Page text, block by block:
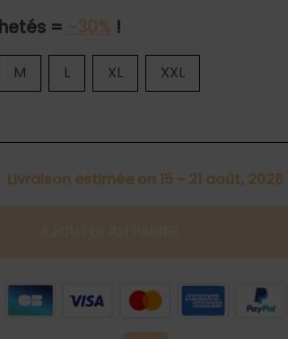
= -30% !
M L XL XXL
Livraison estimée on 15 - 21 août, 2026